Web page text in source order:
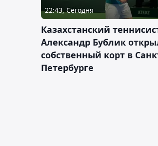
22:43, Сегодня
Казахстанский
Александр Бублик
собственный корт в
Петербурге